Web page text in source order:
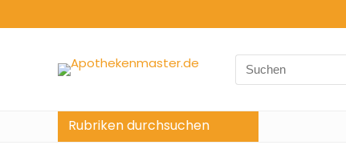
Search
for:
Rubriken durchsuchen